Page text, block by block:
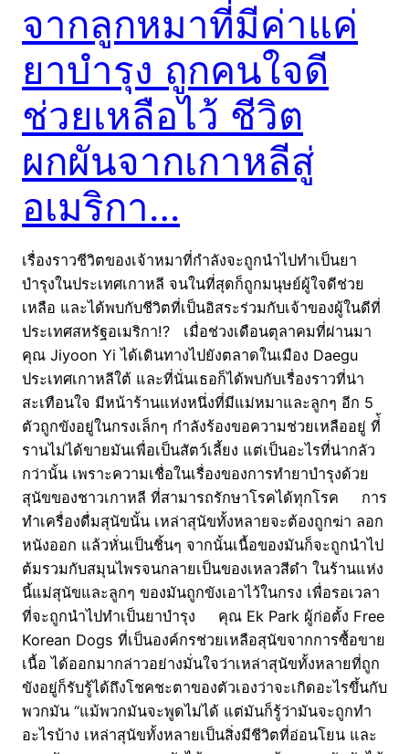
จากลูกหมาที่มีค่าแค่
ยาบำรุง ถูกคนใจดี
ช่วยเหลือไว้ ชีวิต
ผกผันจากเกาหลีสู่
อเมริกา…
เรื่องราวชีวิตของเจ้าหมาที่กำลังจะถูกนำไปทำเป็นยา
บำรุงในประเทศเกาหลี จนในที่สุดก็ถูกมนุษย์ผู้ใจดีช่วย
เหลือ และได้พบกับชีวิตที่เป็นอิสระร่วมกับเจ้าของผู้ในดีที่
ประเทศสหรัฐอเมริกา!? เมื่อช่วงเดือนตุลาคมที่ผ่านมา
คุณ Jiyoon Yi ได้เดินทางไปยังตลาดในเมือง Daegu
ประเทศเกาหลีใต้ และที่นั่นเธอก็ได้พบกับเรื่องราวที่น่า
สะเทือนใจ มีหน้าร้านแห่งหนึ่งที่มีแม่หมาและลูกๆ อีก 5
ตัวถูกขังอยู่ในกรงเล็กๆ กำลังร้องขอความช่วยเหลืออยู่ ที่้
รานไม่ได้ขายมันเพื่อเป็นสัตว์เลี้ยง แต่เป็นอะไรที่น่ากลัว
กว่านั้น เพราะความเชื่อในเรื่องของการทำยาบำรุงด้วย
สุนัขของชาวเกาหลี ที่สามารถรักษาโรคได้ทุกโรค การ
ทำเครื่องดื่มสุนัขนั้น เหล่าสุนัขทั้งหลายจะต้องถูกฆ่า ลอก
หนังออก แล้วหั่นเป็นชิ้นๆ จากนั้นเนื้อของมันก็จะถูกนำไป
ต้มรวมกับสมุนไพรจนกลายเป็นของเหลวสีดำ ในร้านแห่ง
นี้แม่สุนัขและลูกๆ ของมันถูกขังเอาไว้ในกรง เพื่อรอเวลา
ที่จะถูกนำไปทำเป็นยาบำรุง คุณ Ek Park ผู้ก่อตั้ง Free
Korean Dogs ที่เป็นองค์กรช่วยเหลือสุนัขจากการซื้อขาย
เนื้อ ได้ออกมากล่าวอย่างมั่นใจว่าเหล่าสุนัขทั้งหลายที่ถูก
ขังอยู่ก็รับรู้ได้ถึงโชคชะตาของตัวเองว่าจะเกิดอะไรขึ้นกับ
พวกมัน “แม้พวกมันจะพูดไม่ได้ แต่มันก็รู้ว่ามันจะถูกทำ
อะไรบ้าง เหล่าสุนัขทั้งหลายเป็นสิ่งมีชีวิตที่อ่อนโยน และ